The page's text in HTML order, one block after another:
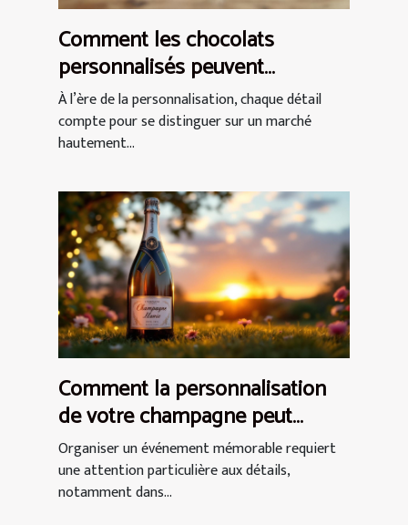
Comment les chocolats
personnalisés peuvent
renforcer l'image de marque ?
À l’ère de la personnalisation, chaque détail
compte pour se distinguer sur un marché
hautement...
Comment la personnalisation
de votre champagne peut
rehausser vos événements ?
Organiser un événement mémorable requiert
une attention particulière aux détails,
notamment dans...